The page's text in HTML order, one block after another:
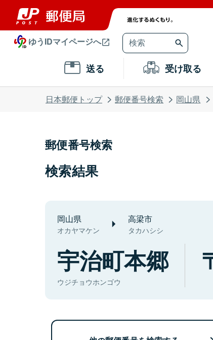
ゆうIDマイページへ
送る 受け取る
日本郵便トップ 郵便番号検索 岡山県
郵便番号検索
検索結果
岡山県
オカヤマケン
高梁市
タカハシシ
宇治町本郷
ウジチョウホンゴウ